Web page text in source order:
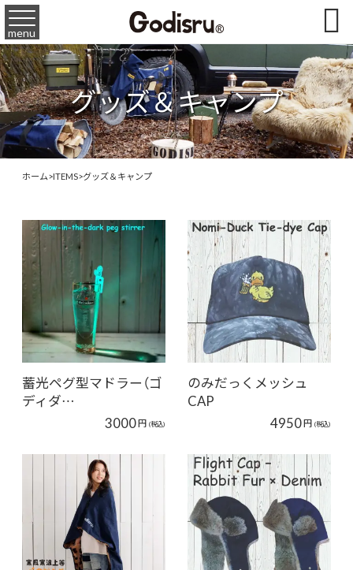
menu 
グッズ＆キャンプ
ホーム>ITEMS>グッズ＆キャンプ
蓄光ペグ型マドラー（ゴ
ディダ…
3000円 (税込)
のみだっくメッシュ
CAP
4950円 (税込)